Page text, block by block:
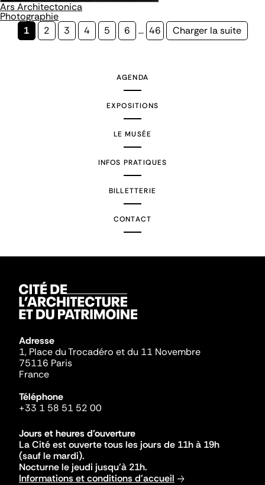
Ars Architectonica
Photographie
Page
1 Page
2 Page
3 Page
4 Page
5 Page
6 … Page
46
Page
Charger la suite
AGENDA
EXPOSITIONS
LE MUSÉE
INFOS PRATIQUES
BILLETTERIE
CONTACT
Adresse
1, Place du Trocadéro et du 11 Novembre
75116 Paris
France
Téléphone
+33 1 58 51 52 00
Jours et heures d'ouverture
La Cité est ouverte tous les jours de 11h à 19h
(sauf le mardi).
Nocturne le jeudi jusqu'à 21h.
Informations et conditions d'accueil